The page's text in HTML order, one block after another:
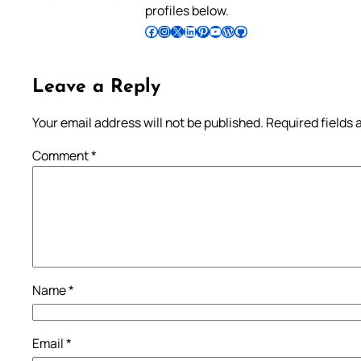
profiles below.
Follow Pradeep on Facebook Follow Pradeep on InstagramFollow Pradeep on X Follow Pradeep on LinkedIn Follow Pradeep on Pinterest Subscribe to Pradeep’s Youtube Channel Follow Pradeep on WordPress Follow Pradeep on GitHub
Leave a Reply
Your email address will not be published. Required fields
Comment*
Name*
Email*